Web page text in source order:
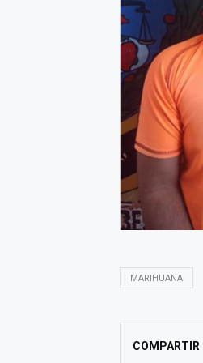
MARIHUANA
COMPARTIR